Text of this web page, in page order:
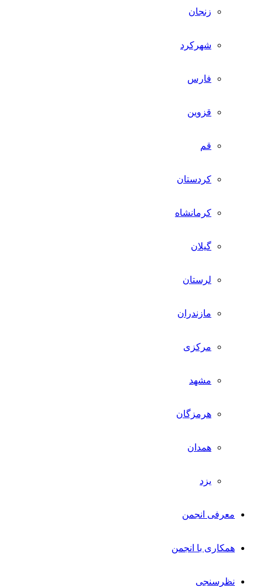
زنجان
شهرکرد
فارس
قزوین
قم
کردستان
کرمانشاه
گیلان
لرستان
مازندران
مرکزی
مشهد
هرمزگان
همدان
یزد
معرفی انجمن
همکاری با انجمن
نظرسنجی